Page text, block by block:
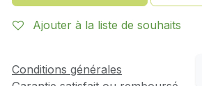
Ajouter à la liste de souhaits
Conditions générales